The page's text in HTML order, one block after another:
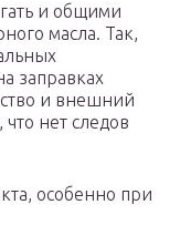
и общими
масла. Так,
заправках
и внешний
нет следов
особенно при